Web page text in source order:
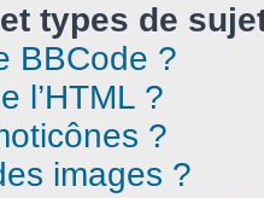
types de
BBCode ?
l’HTML ?
?
images ?